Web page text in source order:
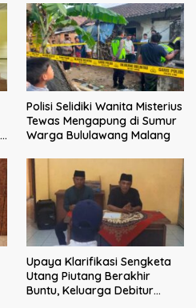
bagi Pejuang Sosial
Polisi Selidiki Wanita Misterius
Tewas Mengapung di Sumur
Warga Bululawang Malang
Upaya Klarifikasi Sengketa
Utang Piutang Berakhir
Buntu, Keluarga Debitur